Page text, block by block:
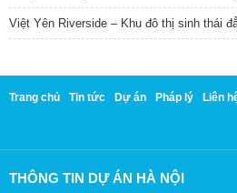
Việt Yên Riverside – Khu đô thị sinh thái
Trang chủ Tin tức Dự án Pháp lý Liên
THÔNG TIN DỰ ÁN HÀ NỘI